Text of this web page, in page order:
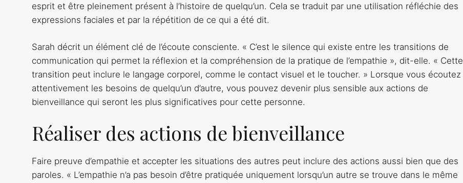
esprit et être pleinement présent à l’histoire de quelqu’un. Cela se traduit par une utilisation réfléchie des
expressions faciales et par la répétition de ce qui a été dit.
Sarah décrit un élément clé de l’écoute consciente. « C’est le silence qui existe entre les transitions de
communication qui permet la réflexion et la compréhension de la pratique de l’empathie », dit-elle. « Cette
transition peut inclure le langage corporel, comme le contact visuel et le toucher. » Lorsque vous écoutez
attentivement les besoins de quelqu’un d’autre, vous pouvez devenir plus sensible aux actions de
bienveillance qui seront les plus significatives pour cette personne.
Réaliser des actions de bienveillance
Faire preuve d’empathie et accepter les situations des autres peut inclure des actions aussi bien que des
paroles. « L’empathie n’a pas besoin d’être pratiquée uniquement lorsqu’un autre se trouve dans le même